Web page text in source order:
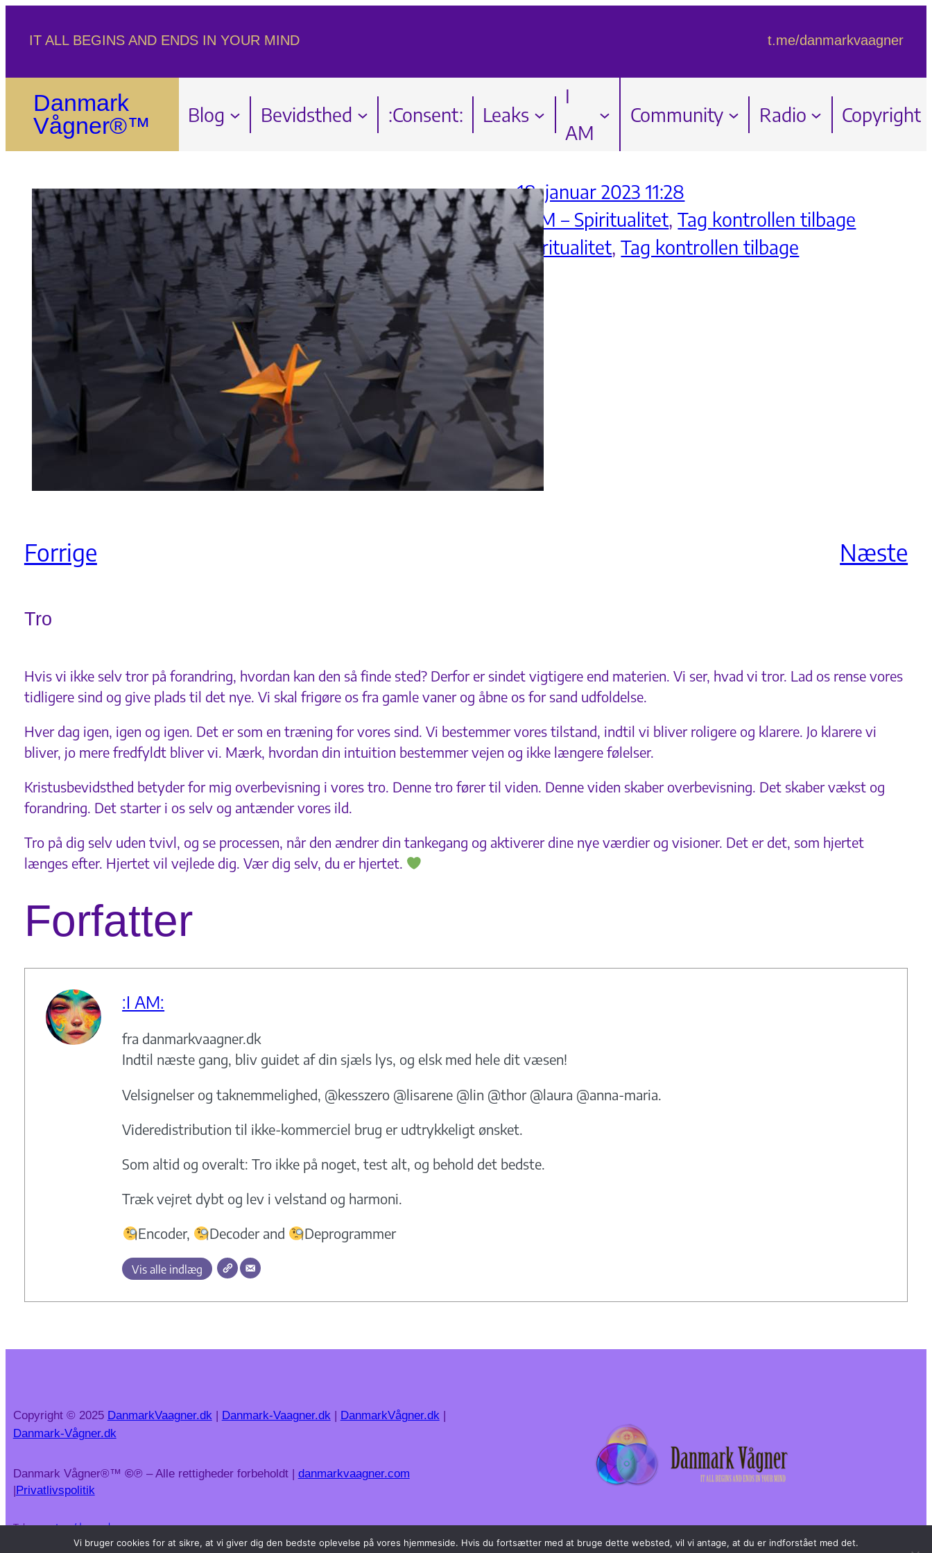
indhold
IT ALL BEGINS AND ENDS IN YOUR MIND t.me/danmarkvaagner
Danmark
Vågner®™
Blog Bevidsthed :Consent: Leaks
I
AM
Community Radio Copyright
18. januar 2023 11:28
I AM – Spiritualitet, Tag kontrollen tilbage
Spiritualitet, Tag kontrollen tilbage
Forrige Næste
Tro
Hvis vi ikke selv tror på forandring, hvordan kan den så finde sted? Derfor er sindet vigtigere end materien. Vi ser, hvad vi tror. Lad os rense vores
tidligere sind og give plads til det nye. Vi skal frigøre os fra gamle vaner og åbne os for sand udfoldelse.
Hver dag igen, igen og igen. Det er som en træning for vores sind. Vi bestemmer vores tilstand, indtil vi bliver roligere og klarere. Jo klarere vi
bliver, jo mere fredfyldt bliver vi. Mærk, hvordan din intuition bestemmer vejen og ikke længere følelser.
Kristusbevidsthed betyder for mig overbevisning i vores tro. Denne tro fører til viden. Denne viden skaber overbevisning. Det skaber vækst og
forandring. Det starter i os selv og antænder vores ild.
Tro på dig selv uden tvivl, og se processen, når den ændrer din tankegang og aktiverer dine nye værdier og visioner. Det er det, som hjertet
længes efter. Hjertet vil vejlede dig. Vær dig selv, du er hjertet.
Forfatter
:I AM:
fra danmarkvaagner.dk
Indtil næste gang, bliv guidet af din sjæls lys, og elsk med hele dit væsen!
Velsignelser og taknemmelighed, @kesszero @lisarene @lin @thor @laura @anna-maria.
Videredistribution til ikke-kommerciel brug er udtrykkeligt ønsket.
Som altid og overalt: Tro ikke på noget, test alt, og behold det bedste.
Træk vejret dybt og lev i velstand og harmoni.
Encoder, Decoder and Deprogrammer
Vis alle indlæg
Copyright © 2025 DanmarkVaagner.dk| Danmark-Vaagner.dk| DanmarkVågner.dk|
Danmark-Vågner.dk
Danmark Vågner®™ ©℗ – Alle rettigheder forbeholdt | danmarkvaagner.com
Privatlivspolitik
Telegram:t.me/danmarkvaagner
Vi bruger cookies for at sikre, at vi giver dig den bedste oplevelse på vores hjemmeside. Hvis du fortsætter med at bruge dette websted, vil vi antage, at du er indforstået med det.